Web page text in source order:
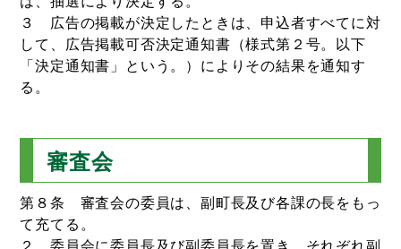
３ 広告の掲載が決定したときは、申込者すべてに対
して、広告掲載可否決定通知書（様式第２号。以下
「決定通知書」という。）によりその結果を通知す
る。
審査会
第８条 審査会の委員は、副町長及び各課の長をもっ
て充てる。